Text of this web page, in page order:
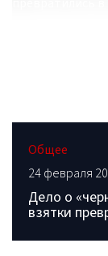
Общее
24 февраля
Дело о
взятки